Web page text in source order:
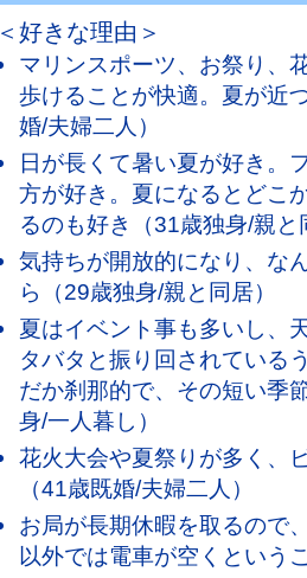
＜好きな理由＞
マリンスポーツ、お祭り、
歩けることが快適。夏が近
婚/夫婦二人）
日が長くて暑い夏が好き。
方が好き。夏になるとどこ
るのも好き（31歳独身/親と
気持ちが開放的になり、な
ら（29歳独身/親と同居）
夏はイベント事も多いし、
タバタと振り回されている
だか刹那的で、その短い季
身/一人暮し）
花火大会や夏祭りが多く、
（41歳既婚/夫婦二人）
お局が長期休暇を取るので
以外では電車が空くという